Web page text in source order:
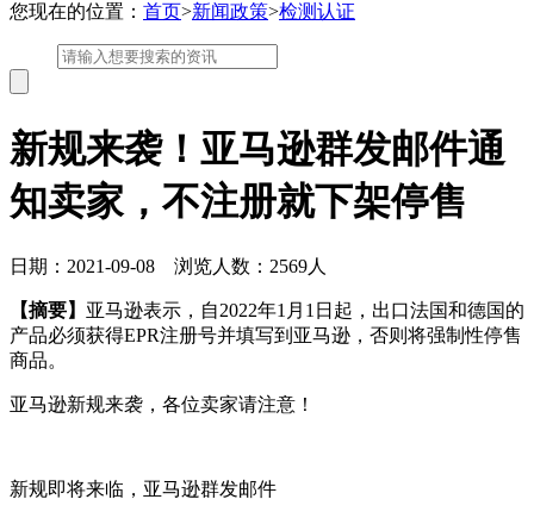
您现在的位置： 首页>新闻政策>检测认证
新规来袭！亚马逊群发邮件通
知卖家，不注册就下架停售
日期：2021-09-08 浏览人数：2569人
【摘要】 亚马逊表示，自2022年1月1日起，出口法国和德国的
产品必须获得EPR注册号并填写到亚马逊，否则将强制性停售
商品。
亚马逊新规来袭，各位卖家请注意！
新规即将来临，亚马逊群发邮件